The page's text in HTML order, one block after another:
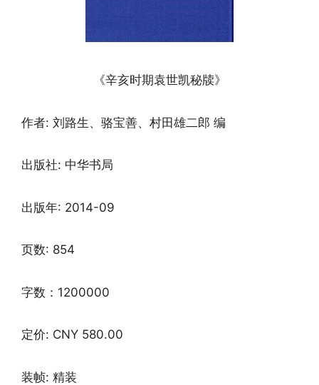
《辛亥时期袁世凯秘牍》
作者: 刘路生、骆宝善、村田雄二郎 编
出版社: 中华书局
出版年: 2014-09
页数: 854
字数：1200000
定价: CNY 580.00
装帧: 精装